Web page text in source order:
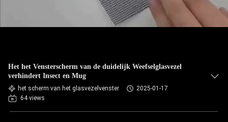
Het het Vensterscherm van de duidelijk Weefselglasvezel
verhindert Insect en Mug
het scherm van het glasvezelvenster
2025-01-17
64 views